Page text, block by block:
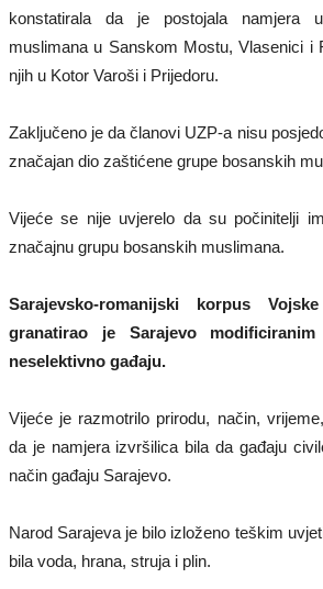
konstatirala da je postojala namjera
muslimana u Sanskom Mostu, Vlasenici i
njih u Kotor Varoši i Prijedoru.
Zaključeno je da članovi UZP-a nisu
značajan dio zaštićene grupe bosanskih
Vijeće se nije uvjerelo da su počinitelji
značajnu grupu bosanskih muslimana.
Sarajevsko-romanijski korpus
granatirao je Sarajevo
neselektivno gađaju.
Vijeće je razmotrilo prirodu, način,
da je namjera izvršilica bila da gađaju
način gađaju Sarajevo.
Narod Sarajeva je bilo izloženo teškim
bila voda, hrana, struja i plin.